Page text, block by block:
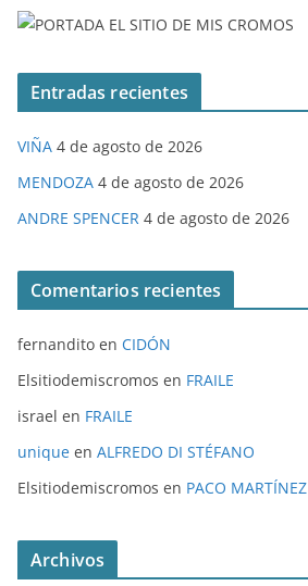
Entradas recientes
VIÑA 4 de agosto de 2026
MENDOZA 4 de agosto de 2026
ANDRE SPENCER 4 de agosto de 2026
Comentarios recientes
fernandito en CIDÓN
Elsitiodemiscromos en FRAILE
israel en FRAILE
unique en ALFREDO DI STÉFANO
Elsitiodemiscromos en PACO MARTÍNEZ
Archivos